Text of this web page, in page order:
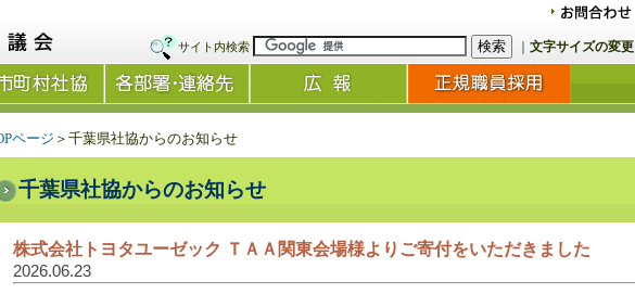
サイト内検索 文字サイズの変更
ページ ＞千葉県社協からのお知らせ
千葉県社協からのお知らせ
株式会社トヨタユーゼック ＴＡＡ関東会場様よりご寄付をいただきました
2026.06.23